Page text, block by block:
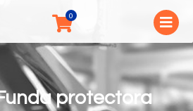
protectora